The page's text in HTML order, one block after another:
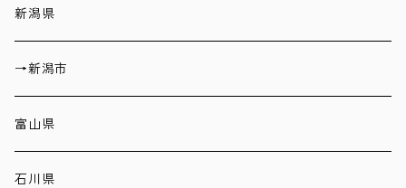
新潟県
→新潟市
富山県
石川県